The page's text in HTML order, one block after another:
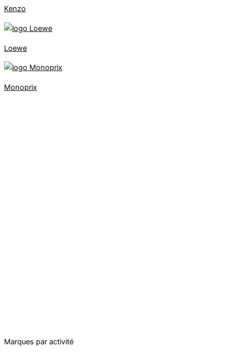
Kenzo
Loewe
Monoprix
Marques par activité